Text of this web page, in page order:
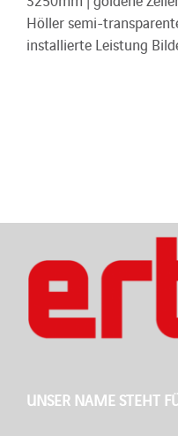
Höller semi-
installierte Leistung
UNSER NAME STEHT